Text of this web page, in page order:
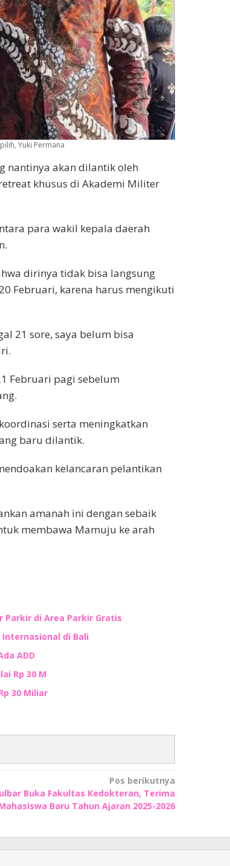
Yuki Permana
nantinya akan dilantik oleh
khusus di Akademi Militer
para wakil kepala daerah
dirinya tidak bisa langsung
Februari, karena harus mengikuti
21 sore, saya belum bisa
Februari pagi sebelum
serta meningkatkan
baru dilantik.
kelancaran pelantikan
amanah ini dengan sebaik
membawa Mamuju ke arah
Parkir di Area Parkir Gratis
di Bali
ADD
Rp 30 M
30 Miliar
Pos berikutnya
Buka Fakultas Kedokteran, Terima
Baru Tahun Ajaran 2025-2026